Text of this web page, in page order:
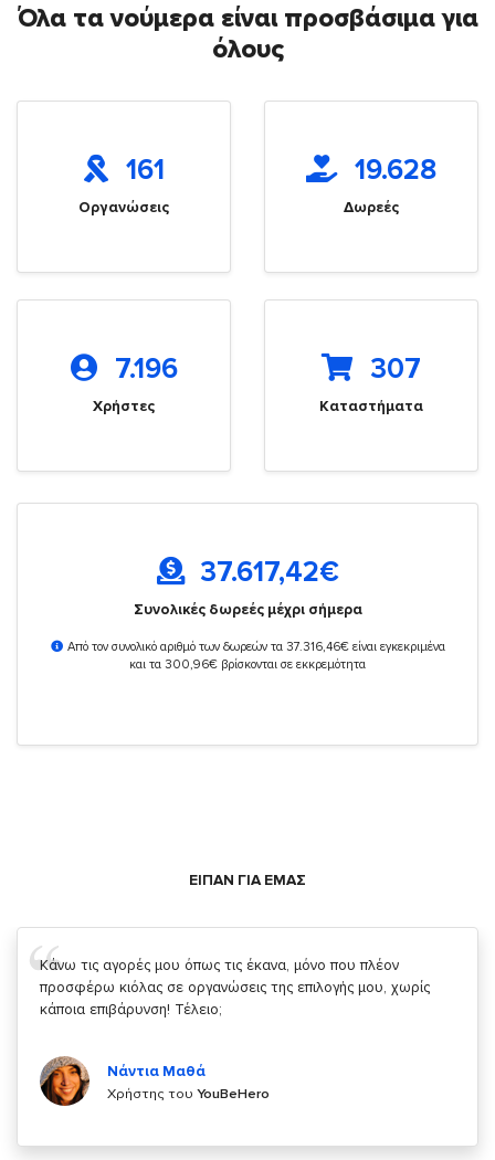
Όλα τα νούμερα είναι προσβάσιμα για
όλους
161
Οργανώσεις
19.628
Δωρεές
7.196
Χρήστες
307
Καταστήματα
37.617,42€
Συνολικές δωρεές μέχρι σήμερα
Από τον συνολικό αριθμό των δωρεών τα 37.316,46€ είναι εγκεκριμένα
και τα 300,96€ βρίσκονται σε εκκρεμότητα
ΕΙΠΑΝ ΓΙΑ ΕΜΑΣ
Σας ευχαριστώ που μας δίνετε την δυνατότητα να κάνουμε
κάτι!
Χρήστης τουYouBeHero